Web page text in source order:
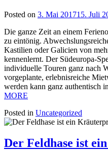
Posted on 3. Mai 201715. Juli
Die ganze Zeit an einem
zu eintönig.
Kastilien oder Galicien von
kennenlernt. Der Südeuropa-
individuelle Touren ganz nach
vorgeplante, erlebnisreiche
werden kann ganz authentisch
MORE
Posted in Uncategorized
Der Feldhase ist